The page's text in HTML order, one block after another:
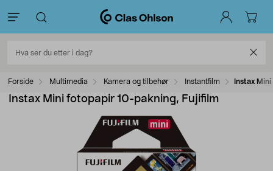
Forside Multimedia Kamera og tilbehør Instantfilm Instax
Instax Mini fotopapir 10-pakning, Fujifilm